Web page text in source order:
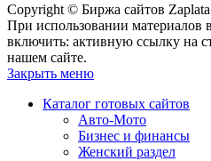
Copyright © Биржа сайтов
При использовании материалов
включить: активную ссылку на
нашем сайте.
Закрыть меню
Каталог готовых сайтов
Авто-Мото
Бизнес и финансы
Женский раздел